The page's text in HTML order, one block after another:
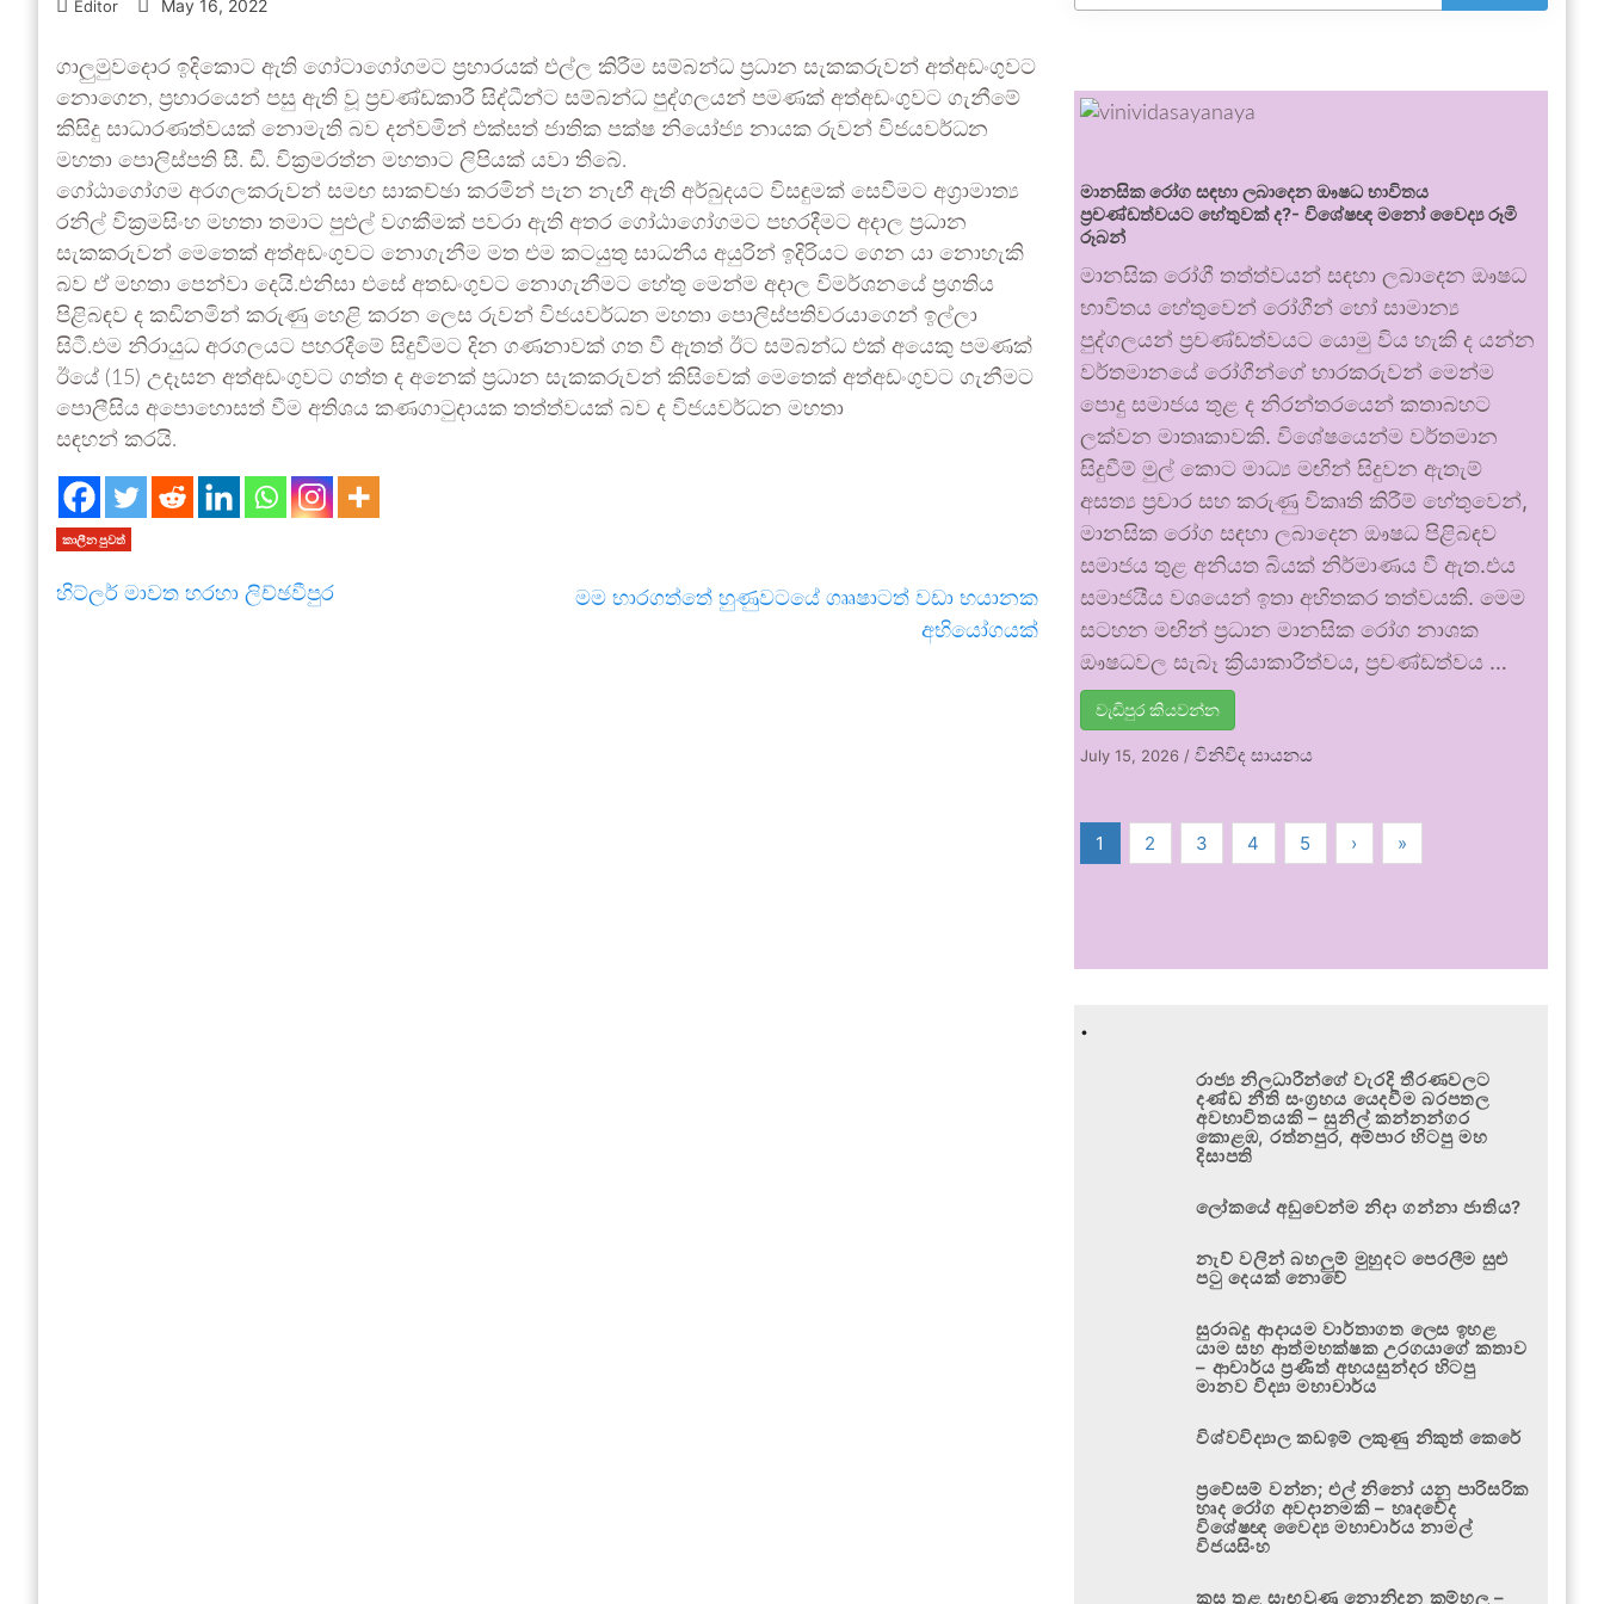
Editor May 16, 2022
ගාලුමුවදොර ඉදිකොට ඇති ගෝටාගෝගමට ප්‍රහාරයක් එල්ල කිරීම සම්බන්ධ ප්‍රධාන සැකකරුවන් අත්අඩංගුවට
නොගෙන, ප්‍රහාරයෙන් පසු ඇති වූ ප්‍රචණ්ඩකාරී සිද්ධීන්ට සම්බන්ධ පුද්ගලයන් පමණක් අත්අඩංගුවට ගැනීමේ
කිසිදු සාධාරණත්වයක් නොමැති බව දන්වමින් එක්සත් ජාතික පක්ෂ නියෝජ්‍ය නායක රුවන් විජයවර්ධන
මහතා පොලිස්පති සී. ඩී. වික්‍රමරත්න මහතාට ලිපියක් යවා තිබේ.
ගෝඨාගෝගම අරගලකරුවන් සමඟ සාකච්ඡා කරමින් පැන නැඟී ඇති අර්බුදයට විසඳුමක් සෙවීමට අග්‍රාමාත්‍ය
රනිල් වික්‍රමසිංහ මහතා තමාට පුළුල් වගකීමක් පවරා ඇති අතර ගෝඨාගෝගමට පහරදීමට අදාල ප්‍රධාන
සැකකරුවන් මෙතෙක් අත්අඩංගුවට නොගැනීම මත එම කටයුතු සාධනීය අයුරින් ඉදිරියට ගෙන යා නොහැකි
බව ඒ මහතා පෙන්වා දෙයි.එනිසා එසේ අතඩංගුවට නොගැනීමට හේතු මෙන්ම අදාල විමර්ශනයේ ප්‍රගතිය
පිළිබඳව ද කඩිනමින් කරුණු හෙළි කරන ලෙස රුවන් විජයවර්ධන මහතා පොලිස්පතිවරයාගෙන් ඉල්ලා
සිටී.එම නිරායුධ අරගලයට පහරදීමේ සිදුවීමට දින ගණනාවක් ගත වී ඇතත් ඊට සම්බන්ධ එක් අයෙකු පමණක්
ඊයේ (15) උදෑසන අත්අඩංගුවට ගත්ත ද අනෙක් ප්‍රධාන සැකකරුවන් කිසිවෙක් මෙතෙක් අත්අඩංගුවට ගැනීමට
පොලීසිය අපොහොසත් වීම අතිශය කණගාටුදායක තත්ත්වයක් බව ද විජයවර්ධන මහතා
සඳහන් කරයි.
කාලීන පුවත්
හිට්ලර් මාවත හරහා ලිච්ඡවීපුර
මම භාරගත්තේ හුණුවටයේ ගෲෂාටත් වඩා භයානක
අභියෝගයක්
මානසික රෝග සඳහා ලබාදෙන ඖෂධ භාවිතය
ප්‍රචණ්ඩත්වයට හේතුවක් ද?- විශේෂඥ මනෝ වෛද්‍ය රූමි
රූබන්
මානසික රෝගී තත්ත්වයන් සඳහා ලබාදෙන ඖෂධ
භාවිතය හේතුවෙන් රෝගීන් හෝ සාමාන්‍ය
පුද්ගලයන් ප්‍රචණ්ඩත්වයට යොමු විය හැකි ද යන්න
වර්තමානයේ රෝගීන්ගේ භාරකරුවන් මෙන්ම
පොදු සමාජය තුළ ද නිරන්තරයෙන් කතාබහට
ලක්වන මාතෘකාවකි. විශේෂයෙන්ම වර්තමාන
සිදුවීම් මුල් කොට මාධ්‍ය මඟින් සිදුවන ඇතැම්
අසත්‍ය ප්‍රචාර සහ කරුණු විකෘති කිරීම් හේතුවෙන්,
මානසික රෝග සඳහා ලබාදෙන ඖෂධ පිළිබඳව
සමාජය තුළ අනියත බියක් නිර්මාණය වී ඇත.එය
සමාජයීය වශයෙන් ඉතා අහිතකර තත්වයකි. මෙම
සටහන මඟින් ප්‍රධාන මානසික රෝග නාශක
ඖෂධවල සැබෑ ක්‍රියාකාරීත්වය, ප්‍රචණ්ඩත්වය …
වැඩිපුර කියවන්න
July 15, 2026 /විනිවිද සායනය
1 2 3 4 5 › »
.
රාජ්‍ය නිලධාරීන්ගේ වැරදි තීරණවලට
දණ්ඩ නීති සංග්‍රහය යෙදවීම බරපතල
අවභාවිතයකි – සුනිල් කන්නන්ගර
කොළඹ, රත්නපුර, අම්පාර හිටපු මහ
දිසාපති
ලෝකයේ අඩුවෙන්ම නිදා ගන්නා ජාතිය?
නැව් වලින් බහලුම් මුහුදට පෙරලීම සුළු
පටු දෙයක් නොවේ
සුරාබදු ආදායම වාර්තාගත ලෙස ඉහළ
යාම සහ ආත්මභක්ෂක උරගයාගේ කතාව
– ආචාර්ය ප්‍රණීත් අභයසුන්දර හිටපු
මානව විද්‍යා මහාචාර්ය
විශ්වවිද්‍යාල කඩඉම් ලකුණු නිකුත් කෙරේ
ප්‍රවේසම් වන්න; එල් නිනෝ යනු පාරිසරික
හෘද රෝග අවදානමකි – හෘදවේද
විශේෂඥ වෛද්‍ය මහාචාර්ය නාමල්
විජයසිංහ
කුස තුළ සැඟවුණු නොනිදන කම්හල –